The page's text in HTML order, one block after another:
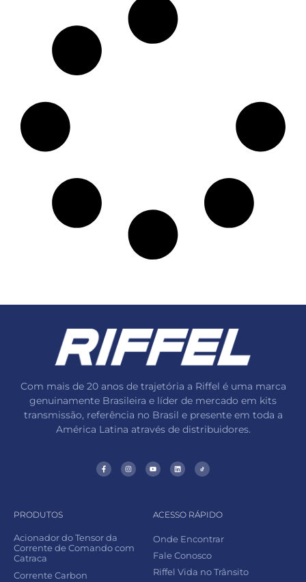
Com mais de 20 anos de trajetória a Riffel é uma marca
genuinamente Brasileira e líder de mercado em kits
transmissão, referência no Brasil e presente em toda a
América Latina através de distribuidores.
PRODUTOS
Acionador do Tensor da
Corrente de Comando com
Catraca
Corrente Carbon
ACESSO RÁPIDO
Onde Encontrar
Fale Conosco
Riffel Vida no Trânsito